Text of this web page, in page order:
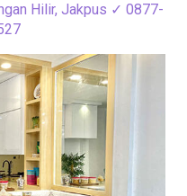
Hilir, Jakpus ✓ 0877-